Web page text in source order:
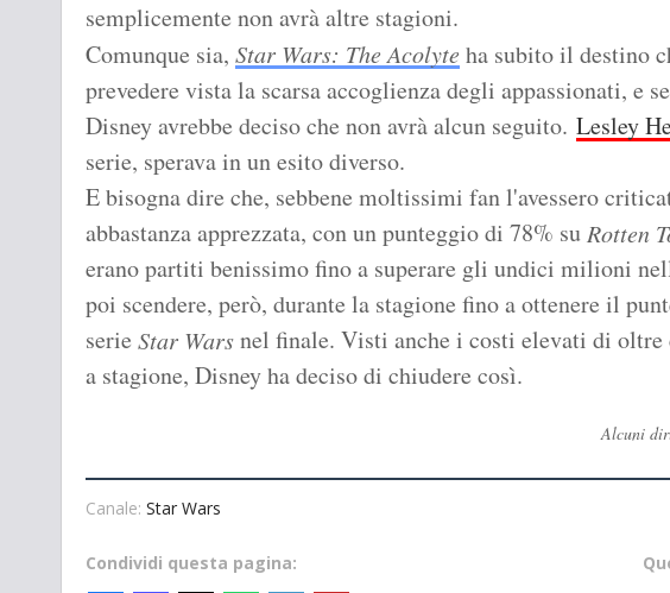
semplicemente non avrà altre stagioni.
Comunque sia, Star Wars: The Acolyte ha subito il destino
prevedere vista la scarsa accoglienza degli appassionati, e
Disney avrebbe deciso che non avrà alcun seguito. Lesley
serie, sperava in un esito diverso.
E bisogna dire che, sebbene moltissimi fan l'avessero
abbastanza apprezzata, con un punteggio di 78% suRotten
erano partiti benissimo fino a superare gli undici milioni
poi scendere, però, durante la stagione fino a ottenere il
serie Star Warsnel finale. Visti anche i costi elevati di
a stagione, Disney ha deciso di chiudere così.
Alcuni
Canale: Star Wars
Condividi questa pagina: